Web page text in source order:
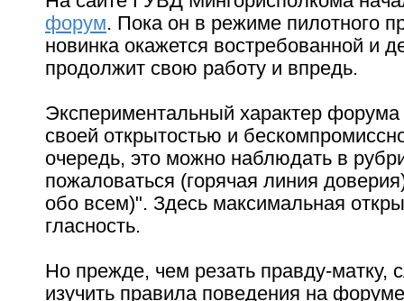
форум. Пока он в режиме пилотного
новинка окажется востребованной и
продолжит свою работу и впредь.
Экспериментальный характер форума
своей открытостью и
очередь, это можно наблюдать в
пожаловаться (горячая линия
обо всем)". Здесь максимальная
гласность.
Но прежде, чем резать правду-матку,
изучить правила поведения на